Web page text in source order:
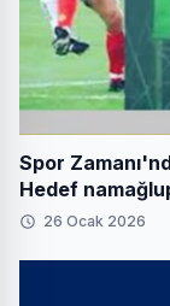
Spor
Hedef
26 Ocak 2026